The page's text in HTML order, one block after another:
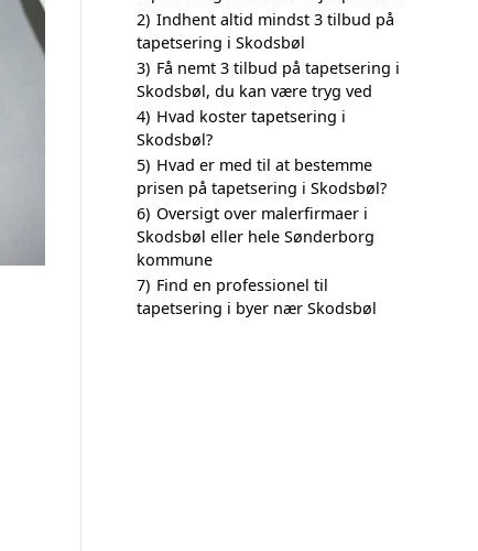
2) Indhent altid mindst 3 tilbud på
tapetsering i Skodsbøl
3) Få nemt 3 tilbud på tapetsering i
Skodsbøl, du kan være tryg ved
4) Hvad koster tapetsering i
Skodsbøl?
5) Hvad er med til at bestemme
prisen på tapetsering i Skodsbøl?
6) Oversigt over malerfirmaer i
Skodsbøl eller hele Sønderborg
kommune
7) Find en professionel til
tapetsering i byer nær Skodsbøl